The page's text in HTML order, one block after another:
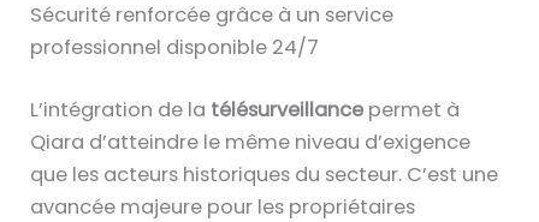
Sécurité renforcée grâce à un service
professionnel disponible 24/7
L’intégration de la télésurveillance permet à
Qiara d’atteindre le même niveau d’exigence
que les acteurs historiques du secteur. C’est une
avancée majeure pour les propriétaires